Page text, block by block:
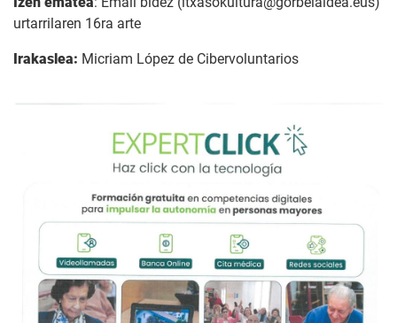
urtarrilaren 16ra arte
Irakaslea: Micriam López de Cibervoluntarios